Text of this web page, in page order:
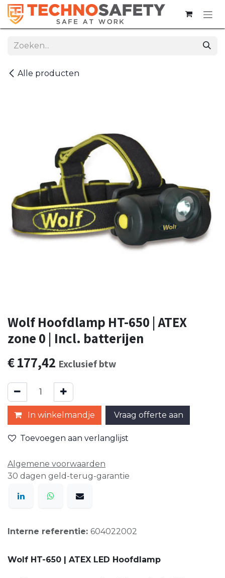
Overslaan naar inhoud
Alle producten
Wolf Hoofdlamp HT-650 | ATEX
zone 0 | Incl. batterijen
€177,42 Exclusief btw
In winkelmandje Vraag offerte aan
Toevoegen aan verlanglijst
Algemene voorwaarden
30 dagen geld-terug-garantie
Interne referentie: 604022002
Wolf HT-650 | ATEX LED Hoofdlamp